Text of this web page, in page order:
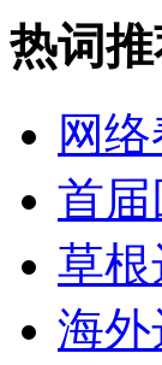
热词
网
首届
草根
海外